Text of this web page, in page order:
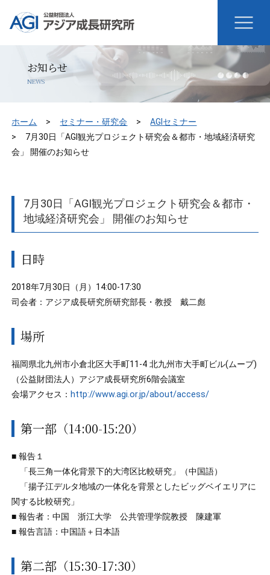
お知らせ
NEWS
ホーム セミナー・研究会
AGIセミナー
7月30日「AGI観光プロジェクト研究会＆都市・地域経済研究
会」 開催のお知らせ
7月30日「AGI観光プロジェクト研究会＆都市・
地域経済研究会」 開催のお知らせ
日時
2018年7月30日（月）14:00-17:30
司会者：アジア成長研究所研究部長・教授 戴二彪
場所
福岡県北九州市小倉北区大手町11-4 北九州市大手町ビル(ムーブ)
（公益財団法人）アジア成長研究所6階会議室
会場アクセス： http://www.agi.or.jp/about/access/
第一部（14:00-15:20）
■ 報告１
「長三角一体化背景下的大湾区比較研究」（中国語）
「揚子江デルタ地域の一体化を背景としたビッグベイエリアに
関する比較研究」
■ 報告者：中国 浙江大学 公共管理学院教授 陳建軍
■ 報告言語：中国語＋日本語
第二部（15:30-17:30）